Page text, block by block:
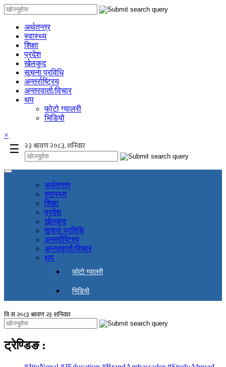
अर्थतन्त्र
स्वास्थ्य
शिक्षा
प्रदेश
खेलकुद
सूचना प्रविधि
अन्तर्राष्ट्रिय
अन्तरवार्ता/विचार
थप
फोटो ग्यालरी
भिडियो
×
☰
अर्थतन्त्र
स्वास्थ्य
शिक्षा
प्रदेश
खेलकुद
सूचना प्रविधि
अन्तर्राष्ट्रिय
अन्तरवार्ता/विचार
थप
फोटो ग्यालरी
भिडियो
ट्रेण्डिङ :